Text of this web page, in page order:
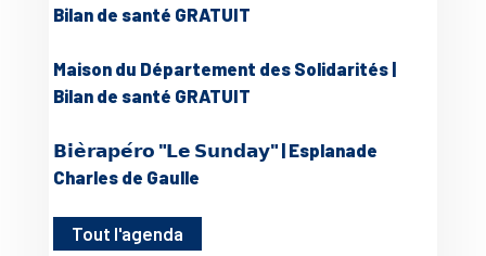
Bilan de santé GRATUIT
Maison du Département des Solidarités |
Bilan de santé GRATUIT
𝗕𝗶𝗲̀𝗿𝗮𝗽𝗲́𝗿𝗼 "𝗟𝗲 𝗦𝘂𝗻𝗱𝗮𝘆" | Esplanade
Charles de Gaulle
Tout l'agenda